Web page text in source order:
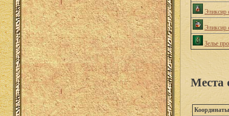
Эликсир
Эликсир
Зелье
Места
Координаты